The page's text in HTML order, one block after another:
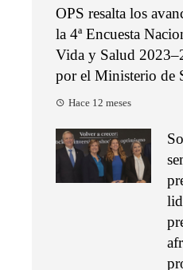
OPS resalta los
la 4ª Encuesta
Vida y Salud
por el Ministerio de
Hace 12 meses